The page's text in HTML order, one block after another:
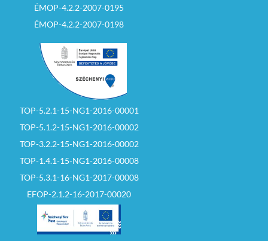
ÉMOP-4.2.2-2007-0195
ÉMOP-4.2.2-2007-0198
TOP-5.2.1-15-NG1-2016-00001
TOP-5.1.2-15-NG1-2016-00002
TOP-3.2.2-15-NG1-2016-00002
TOP-1.4.1-15-NG1-2016-00008
TOP-5.3.1-16-NG1-2017-00008
EFOP-2.1.2-16-2017-00020